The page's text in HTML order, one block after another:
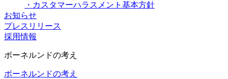
・カスタマーハラスメント基本方針
お知らせ
プレスリリース
採用情報
ボーネルンドの考え
ボーネルンドの考え